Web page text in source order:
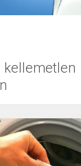
kellemetlen